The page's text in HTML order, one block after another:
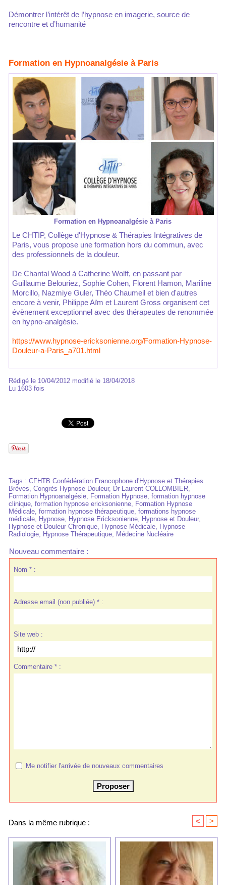
Démontrer l’intérêt de l’hypnose en imagerie, source de
rencontre et d’humanité
Formation en Hypnoanalgésie à Paris
Formation en Hypnoanalgésie à Paris
Le CHTIP, Collège d'Hypnose & Thérapies Intégratives de
Paris, vous propose une formation hors du commun, avec
des professionnels de la douleur.
De Chantal Wood à Catherine Wolff, en passant par
Guillaume Belouriez, Sophie Cohen, Florent Hamon, Mariline
Morcillo, Nazmiye Guler, Théo Chaumeil et bien d'autres
encore à venir, Philippe Aïm et Laurent Gross organisent cet
évènement exceptionnel avec des thérapeutes de renommée
en hypno-analgésie.
https://www.hypnose-ericksonienne.org/Formation-Hypnose-
Douleur-a-Paris_a701.html
Rédigé le 10/04/2012 modifié le 18/04/2018
Lu 1603 fois
Tags : CFHTB Confédération Francophone d'Hypnose et Thérapies
Brèves, Congrès Hypnose Douleur, Dr Laurent COLLOMBIER,
Formation Hypnoanalgésie, Formation Hypnose, formation hypnose
clinique, formation hypnose ericksonienne, Formation Hypnose
Médicale, formation hypnose thérapeutique, formations hypnose
médicale, Hypnose, Hypnose Ericksonienne, Hypnose et Douleur,
Hypnose et Douleur Chronique, Hypnose Médicale, Hypnose
Radiologie, Hypnose Thérapeutique, Médecine Nucléaire
Nouveau commentaire :
Nom * :
Adresse email (non publiée) * :
Site web :
Commentaire * :
Me notifier l'arrivée de nouveaux commentaires
Dans la même rubrique : < >